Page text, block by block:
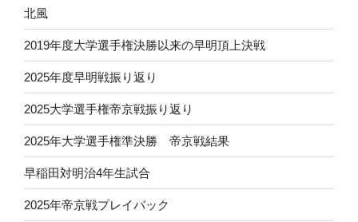
北風
2019年度大学選手権決勝以来の早明頂上決戦
2025年度早明戦振り返り
2025大学選手権帝京戦振り返り
2025年大学選手権準決勝 帝京戦結果
早稲田対明治4年生試合
2025年帝京戦プレイバック